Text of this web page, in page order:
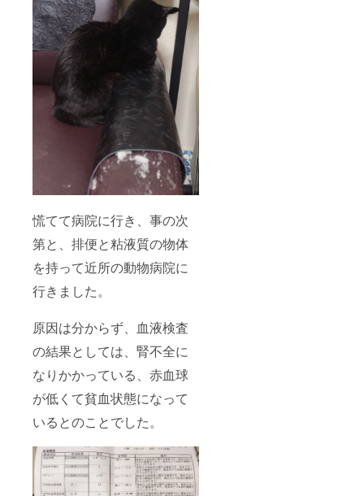
慌てて病院に行き、事の次
第と、排便と粘液質の物体
を持って近所の動物病院に
行きました。
原因は分からず、血液検査
の結果としては、腎不全に
なりかかっている、赤血球
が低くて貧血状態になって
いるとのことでした。